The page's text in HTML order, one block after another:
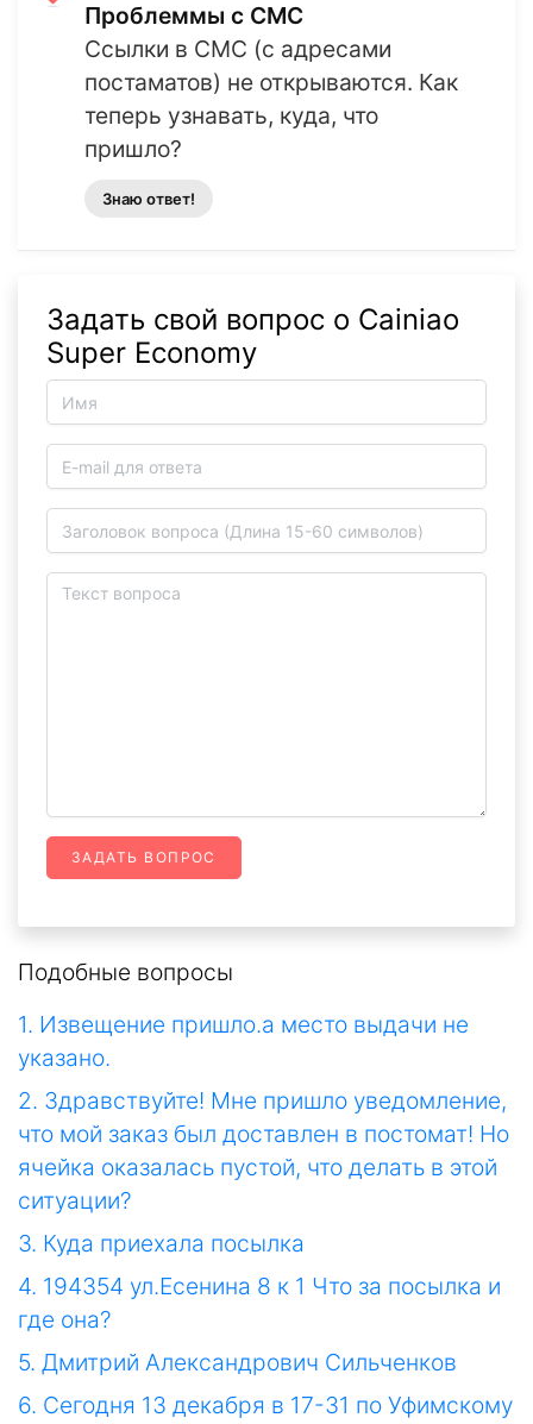
Проблеммы с СМС
Ссылки в СМС (с адресами
постаматов) не открываются. Как
теперь узнавать, куда, что
пришло?
Знаю ответ!
Задать свой вопрос о Cainiao
Super Economy
ЗАДАТЬ ВОПРОС
Подобные вопросы
1. Извещение пришло.а место выдачи не
указано.
2. Здравствуйте! Мне пришло уведомление,
что мой заказ был доставлен в постомат! Но
ячейка оказалась пустой, что делать в этой
ситуации?
3. Куда приехала посылка
4. 194354 ул.Есенина 8 к 1 Что за посылка и
где она?
5. Дмитрий Александрович Сильченков
6. Сегодня 13 декабря в 17-31 по Уфимскому